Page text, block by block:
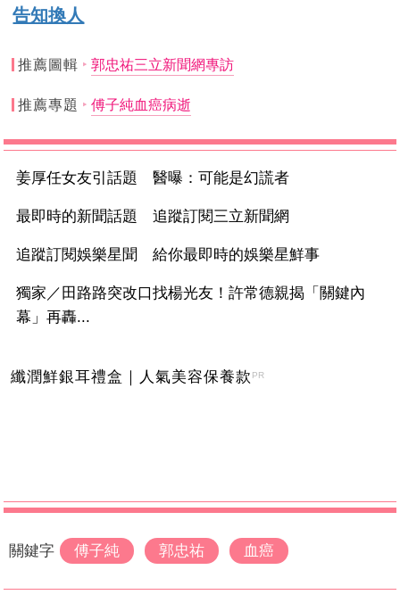
告知換人
推薦圖輯 郭忠祐三立新聞網專訪
推薦專題 傅子純血癌病逝
姜厚任女友引話題 醫曝：可能是幻謊者
最即時的新聞話題 追蹤訂閱三立新聞網
追蹤訂閱娛樂星聞 給你最即時的娛樂星鮮事
獨家／田路路突改口找楊光友！許常德親揭「關鍵內
幕」再轟...
纖潤鮮銀耳禮盒｜人氣美容保養款 PR
關鍵字 傅子純 郭忠祐 血癌